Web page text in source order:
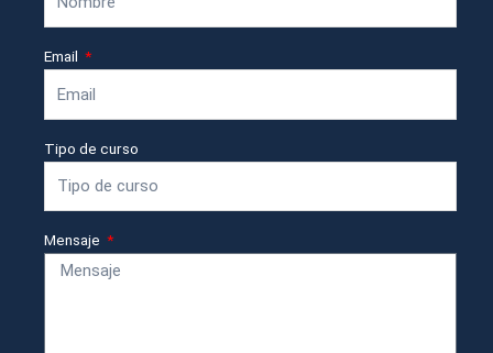
Email
Tipo de curso
Mensaje